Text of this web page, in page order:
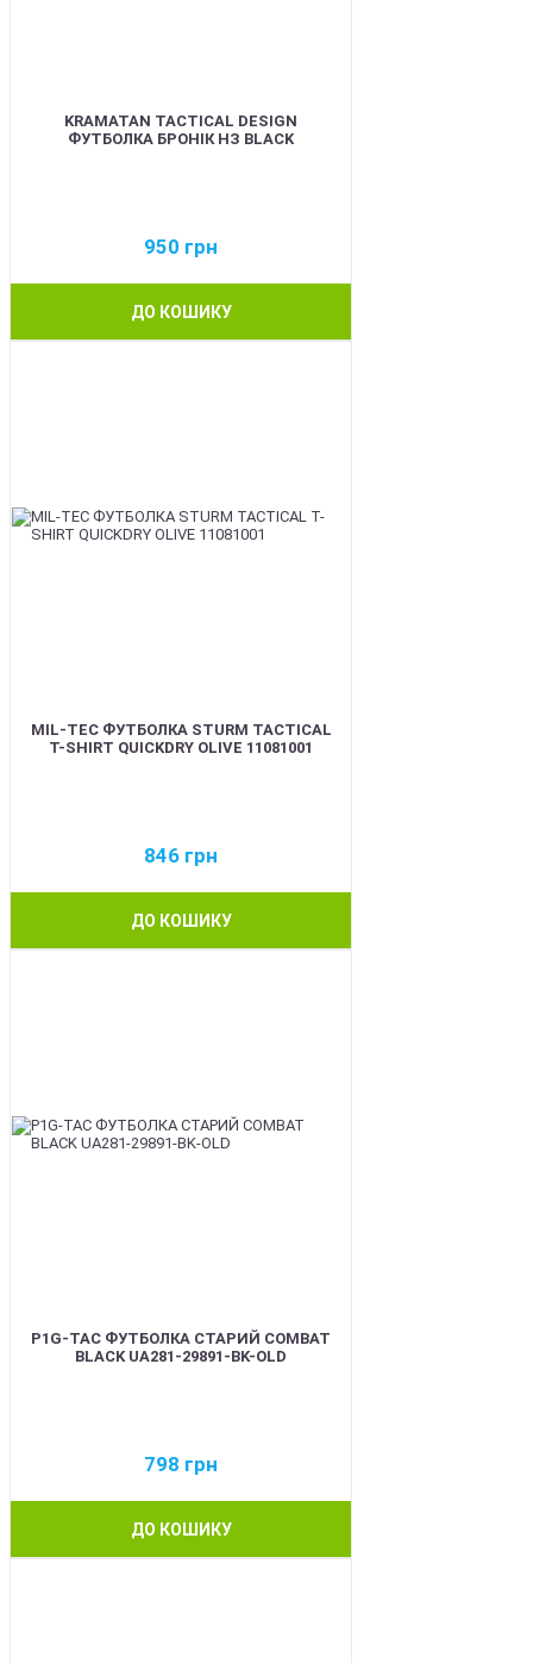
KRAMATAN TACTICAL DESIGN
ФУТБОЛКА БРОНІК НЗ BLACK
950 грн
ДО КОШИКУ
MIL-TEC ФУТБОЛКА STURM TACTICAL
T-SHIRT QUICKDRY OLIVE 11081001
846 грн
ДО КОШИКУ
P1G-TAC ФУТБОЛКА СТАРИЙ COMBAT
BLACK UA281-29891-BK-OLD
798 грн
ДО КОШИКУ